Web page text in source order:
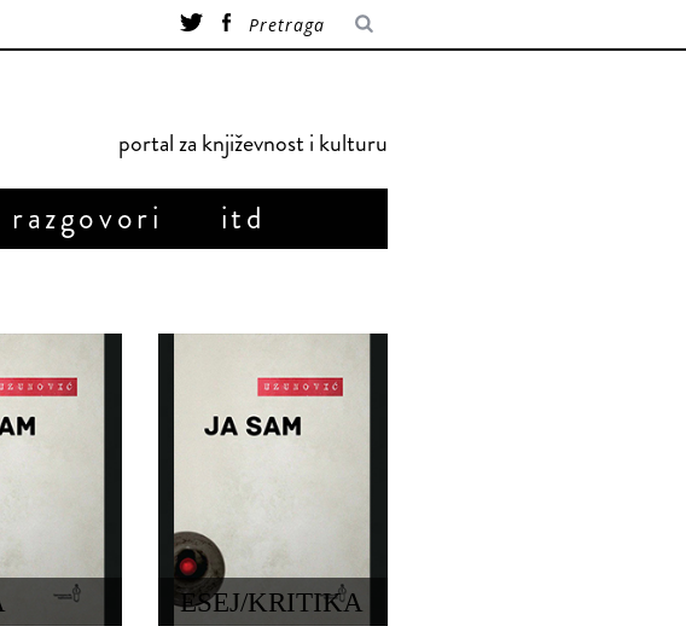
portal za književnost i kulturu
razgovori itd
ESEJ/KRITIKA